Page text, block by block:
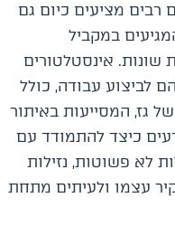
רבים מציעים כיום גם
במקביל
שונות. אינסטלטורים
לביצוע עבודה, כולל
גז, המסייעות באיתור
כיצד להתמודד עם
לא פשוטות, נזילות
עצמו ולעיתים מתחת